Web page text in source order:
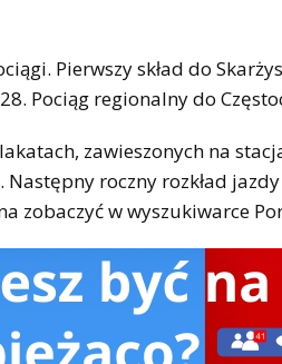
Pierwszy skład do
Pociąg regionalny do
zawieszonych na
roczny rozkład
zobaczyć w wyszukiwarce